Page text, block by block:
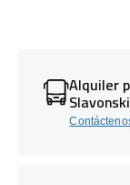
Alquiler